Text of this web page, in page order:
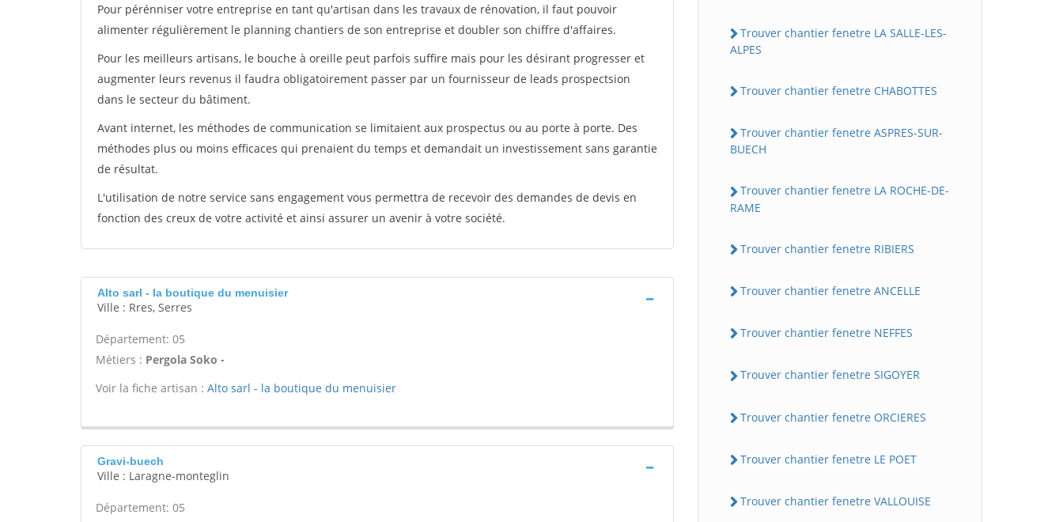
Pour pérénniser votre entreprise en tant qu'artisan dans les travaux de rénovation, il faut pouvoir
alimenter régulièrement le planning chantiers de son entreprise et doubler son chiffre d'affaires.
Pour les meilleurs artisans, le bouche à oreille peut parfois suffire mais pour les désirant progresser et
augmenter leurs revenus il faudra obligatoirement passer par un fournisseur de leads prospectsion
dans le secteur du bâtiment.
Avant internet, les méthodes de communication se limitaient aux prospectus ou au porte à porte. Des
méthodes plus ou moins efficaces qui prenaient du temps et demandait un investissement sans garantie
de résultat.
L'utilisation de notre service sans engagement vous permettra de recevoir des demandes de devis en
fonction des creux de votre activité et ainsi assurer un avenir à votre société.
Alto sarl - la boutique du menuisier
Ville : Rres, Serres
Département: 05
Métiers : Pergola Soko -
Voir la fiche artisan : Alto sarl - la boutique du menuisier
Gravi-buech
Ville : Laragne-monteglin
Département: 05
Trouver chantier fenetre LA SALLE-LES-
ALPES
Trouver chantier fenetre CHABOTTES
Trouver chantier fenetre ASPRES-SUR-
BUECH
Trouver chantier fenetre LA ROCHE-DE-
RAME
Trouver chantier fenetre RIBIERS
Trouver chantier fenetre ANCELLE
Trouver chantier fenetre NEFFES
Trouver chantier fenetre SIGOYER
Trouver chantier fenetre ORCIERES
Trouver chantier fenetre LE POET
Trouver chantier fenetre VALLOUISE